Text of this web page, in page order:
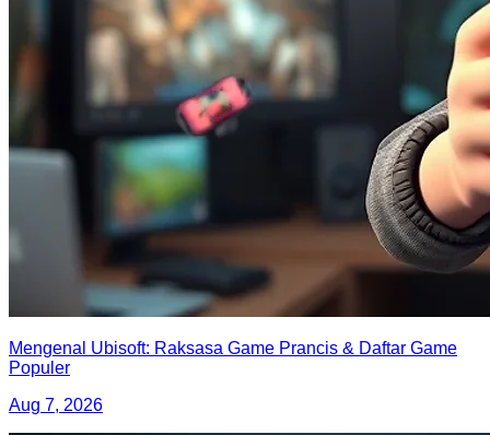
Mengenal Ubisoft: Raksasa Game Prancis & Daftar Game
Populer
Aug 7, 2026